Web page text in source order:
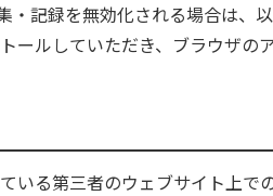
記録を無効化される場合は、
ールしていただき、ブラウザの
いる第三者のウェブサイト上で